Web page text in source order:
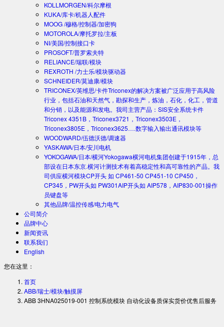
KOLLMORGEN/科尔摩根
KUKA/库卡/机器人配件
MOOG /穆格/控制器/加密狗
MOTOROLA/摩托罗拉/主板
NI/美国/控制接口卡
PROSOFT/普罗索夫特
RELIANCE/瑞联/模块
REXROTH /力士乐/模块驱动器
SCHNEIDER/莫迪康/模块
TRICONEX/英维思/卡件Triconex的解决方案被广泛应用于高风险
行业，包括石油和天然气，勘探和生产，炼油，石化，化工，管道
和分销，以及能源和发电。我司主营产品：SIS安全系统卡件
Triconex 4351B，Triconex3721，Triconex3503E，
Triconex3805E，Triconex3625….数字输入输出通讯模块等
WOODWARD/伍德沃德/调速器
YASKAWA/日本/安川电机
YOKOGAWA/日本/横河Yokogawa横河电机集团创建于1915年，总
部设在日本东京.横河计测技术有着高稳定性和高可靠性的产品。我
司供应横河模块CP开头 如 CP461-50 CP451-10 CP450，
CP345，PW开头如 PW301AIP开头如 AIP578，AIP830-001操作
员键盘等
其他品牌/温控传感/电力电气
公司简介
品牌中心
新闻资讯
联系我们
English
您在这里：
首页
ABB/瑞士/模块/触摸屏
ABB 3HNA025019-001 控制系统模块 自动化设备质保实货价优售后服务